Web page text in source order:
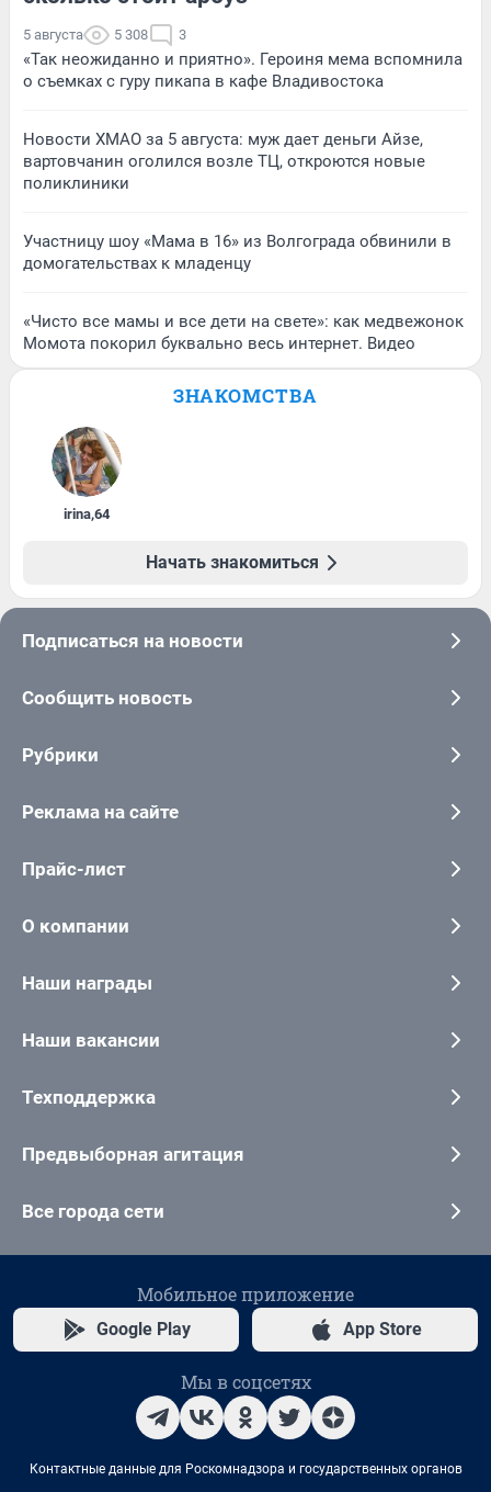
5 августа 5 308 3
«Так неожиданно и приятно». Героиня мема вспомнила
о съемках с гуру пикапа в кафе Владивостока
Новости ХМАО за 5 августа: муж дает деньги Айзе,
вартовчанин оголился возле ТЦ, откроются новые
поликлиники
Участницу шоу «Мама в 16» из Волгограда обвинили в
домогательствах к младенцу
«Чисто все мамы и все дети на свете»: как медвежонок
Момота покорил буквально весь интернет. Видео
ЗНАКОМСТВА
irina,64
Начать знакомиться
Подписаться на новости
Сообщить новость
Рубрики
Реклама на сайте
Прайс-лист
О компании
Наши награды
Наши вакансии
Техподдержка
Предвыборная агитация
Все города сети
Мобильное приложение
Google Play App Store
Мы в соцсетях
Контактные данные для Роскомнадзора и государственных органов